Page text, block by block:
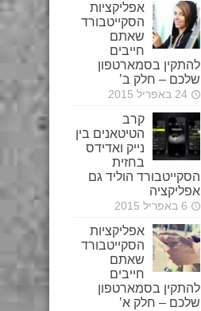
אפליקציות
הסקייטבורד
שאתם
חייבים
להתקין בסמארטפון
שלכם – חלק ב’
24 באפריל 2015
קרב
הטיטאנים בין
נייק ואדידס
בחזית
הסקייטבורד הוליד גם
אפליקציה
6 באפריל 2015
אפליקציות
הסקייטבורד
שאתם
חייבים
להתקין בסמארטפון
שלכם – חלק א’